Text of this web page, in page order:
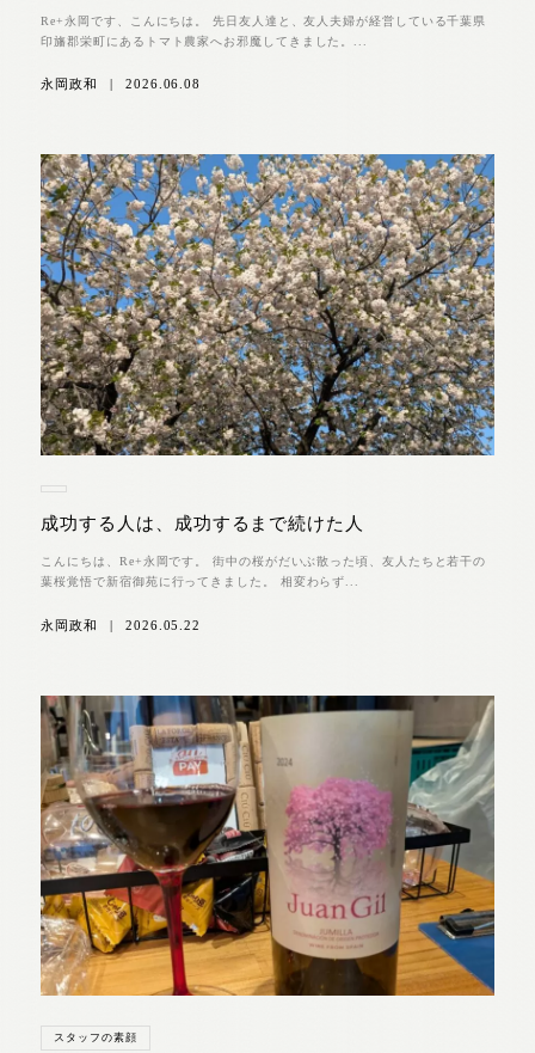
Re+永岡です、こんにちは。 先日友人達と、友人夫婦が経営している千葉県
印旛郡栄町にあるトマト農家へお邪魔してきました。...
永岡政和 2026.06.08
成功する人は、成功するまで続けた人
こんにちは、Re+永岡です。 街中の桜がだいぶ散った頃、友人たちと若干の
葉桜覚悟で新宿御苑に行ってきました。 相変わらず...
永岡政和 | 2026.05.22
スタッフの素顔